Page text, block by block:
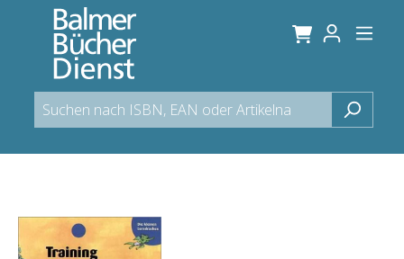
springen
Bildergalerie überspringen